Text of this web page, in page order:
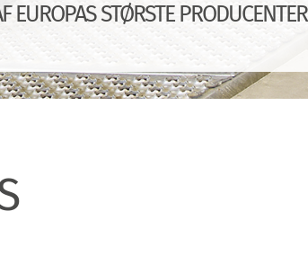
EUROPAS STØRSTE PRODUCENTER